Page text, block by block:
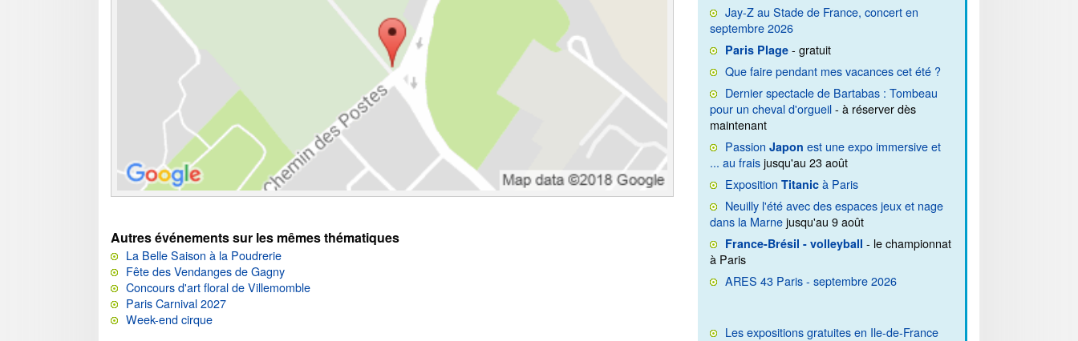
Autres événements sur les mêmes thématiques
La Belle Saison à la Poudrerie
Fête des Vendanges de Gagny
Concours d'art floral de Villemomble
Paris Carnival 2027
Week-end cirque
Jay-Z au Stade de France, concert en
septembre 2026
Paris Plage - gratuit
Que faire pendant mes vacances cet été ?
Dernier spectacle de Bartabas : Tombeau
pour un cheval d'orgueil- à réserver dès
maintenant
PassionJapon est une expo immersive et
... au fraisjusqu'au 23 août
ExpositionTitanic à Paris
Neuilly l'été avec des espaces jeux et nage
dans la Marnejusqu'au 9 août
France-Brésil - volleyball - le championnat
à Paris
ARES 43 Paris - septembre 2026
Les expositions gratuites en Ile-de-France